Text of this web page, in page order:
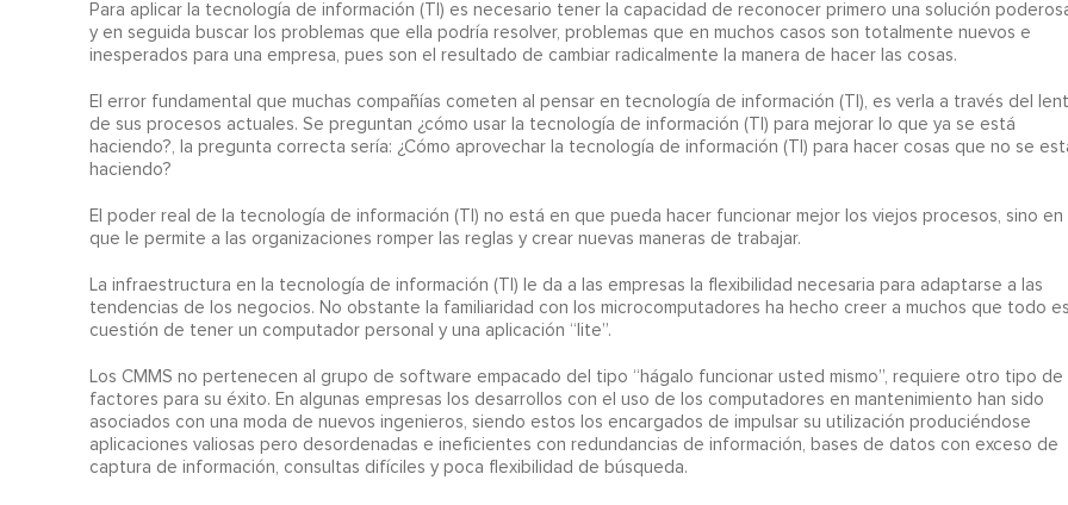
Para aplicar la tecnología de información (TI) es necesario tener la capacidad de reconocer primero una solución
y en seguida buscar los problemas que ella podría resolver, problemas que en muchos casos son totalmente nuevos e
inesperados para una empresa, pues son el resultado de cambiar radicalmente la manera de hacer las cosas.
El error fundamental que muchas compañías cometen al pensar en tecnología de información (TI), es verla a través del
de sus procesos actuales. Se preguntan ¿cómo usar la tecnología de información (TI) para mejorar lo que ya se está
haciendo?, la pregunta correcta sería: ¿Cómo aprovechar la tecnología de información (TI) para hacer cosas que no se
haciendo?
El poder real de la tecnología de información (TI) no está en que pueda hacer funcionar mejor los viejos procesos, sino en
que le permite a las organizaciones romper las reglas y crear nuevas maneras de trabajar.
La infraestructura en la tecnología de información (TI) le da a las empresas la flexibilidad necesaria para adaptarse a las
tendencias de los negocios. No obstante la familiaridad con los microcomputadores ha hecho creer a muchos que todo
cuestión de tener un computador personal y una aplicación “lite”.
Los CMMS no pertenecen al grupo de software empacado del tipo “hágalo funcionar usted mismo”, requiere otro tipo de
factores para su éxito. En algunas empresas los desarrollos con el uso de los computadores en mantenimiento han sido
asociados con una moda de nuevos ingenieros, siendo estos los encargados de impulsar su utilización produciéndose
aplicaciones valiosas pero desordenadas e ineficientes con redundancias de información, bases de datos con exceso de
captura de información, consultas difíciles y poca flexibilidad de búsqueda.